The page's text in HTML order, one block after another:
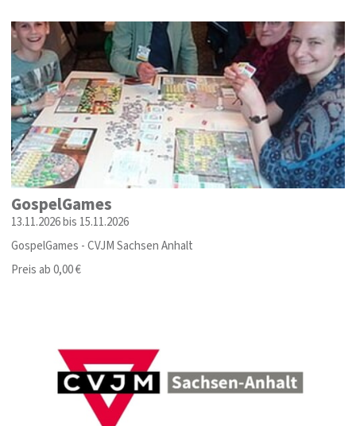
GospelGames
13.11.2026 bis 15.11.2026
GospelGames - CVJM Sachsen Anhalt
Preis ab 0,00 €